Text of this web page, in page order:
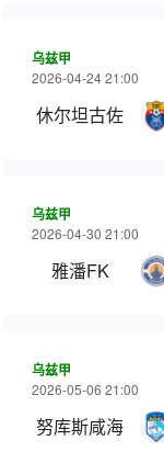
乌兹甲
2026-04-24 21:00
休尔坦古佐
乌兹甲
2026-04-30 21:00
雅潘FK
乌兹甲
2026-05-06 21:00
努库斯咸海